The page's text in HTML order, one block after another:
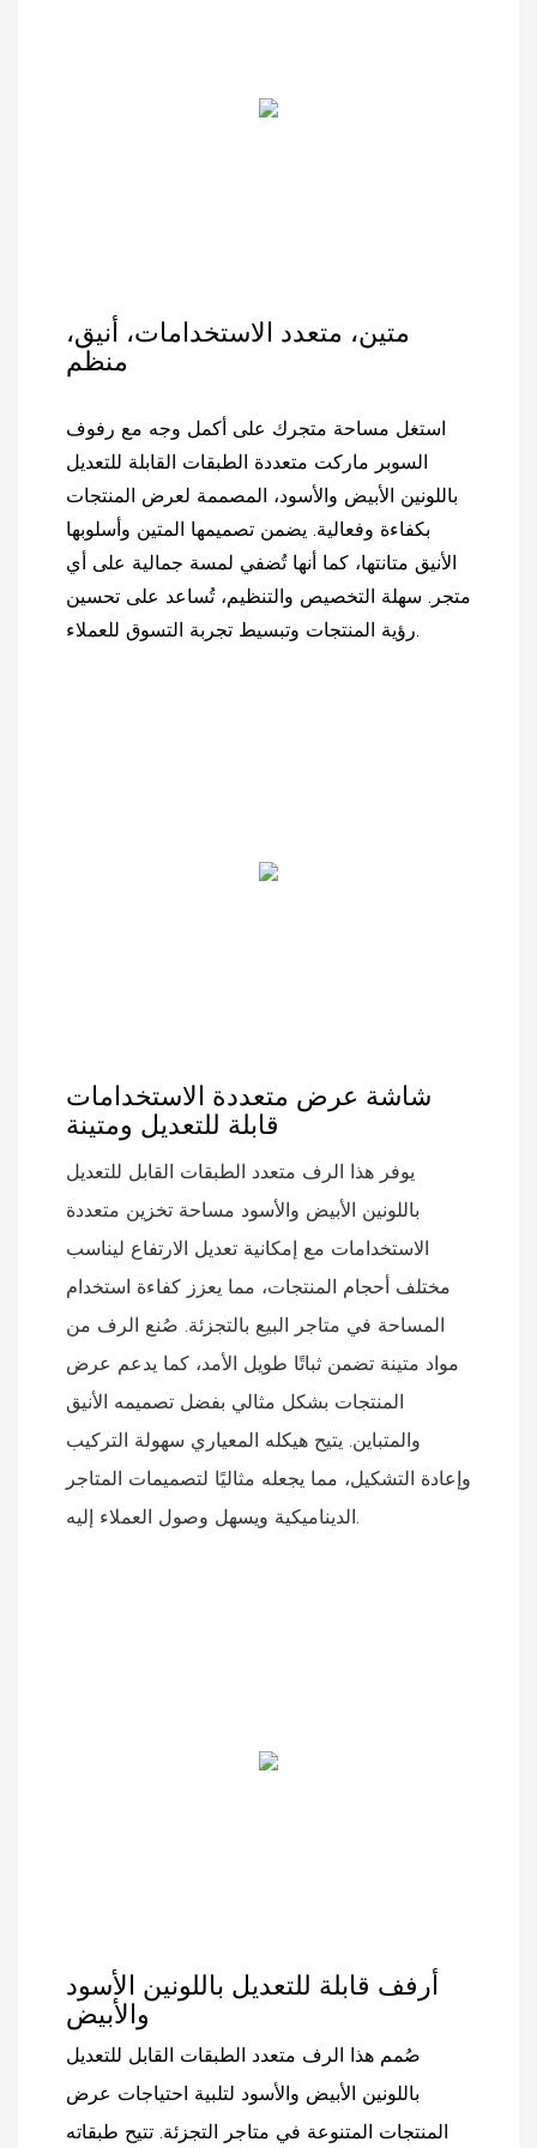
متين، متعدد الاستخدامات، أنيق،
منظم
استغل مساحة متجرك على أكمل وجه مع رفوف
السوبر ماركت متعددة الطبقات القابلة للتعديل
باللونين الأبيض والأسود، المصممة لعرض المنتجات
بكفاءة وفعالية. يضمن تصميمها المتين وأسلوبها
الأنيق متانتها، كما أنها تُضفي لمسة جمالية على أي
متجر. سهلة التخصيص والتنظيم، تُساعد على تحسين
رؤية المنتجات وتبسيط تجربة التسوق للعملاء.
شاشة عرض متعددة الاستخدامات
قابلة للتعديل ومتينة
يوفر هذا الرف متعدد الطبقات القابل للتعديل
باللونين الأبيض والأسود مساحة تخزين متعددة
الاستخدامات مع إمكانية تعديل الارتفاع ليناسب
مختلف أحجام المنتجات، مما يعزز كفاءة استخدام
المساحة في متاجر البيع بالتجزئة. صُنع الرف من
مواد متينة تضمن ثباتًا طويل الأمد، كما يدعم عرض
المنتجات بشكل مثالي بفضل تصميمه الأنيق
والمتباين. يتيح هيكله المعياري سهولة التركيب
وإعادة التشكيل، مما يجعله مثاليًا لتصميمات المتاجر
الديناميكية ويسهل وصول العملاء إليه.
أرفف قابلة للتعديل باللونين الأسود
والأبيض
صُمم هذا الرف متعدد الطبقات القابل للتعديل
باللونين الأبيض والأسود لتلبية احتياجات عرض
المنتجات المتنوعة في متاجر التجزئة. تتيح طبقاته